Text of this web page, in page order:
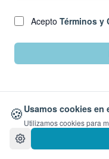
Acepto Términos y
¿Ya
🍪 Usamos cookies en
Utilizamos cookies para